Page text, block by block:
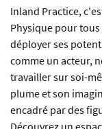
Inland Practice,
Physique pour
déployer ses
comme un acteur,
travailler sur soi-
plume et son
encadré par des
Découvrez un